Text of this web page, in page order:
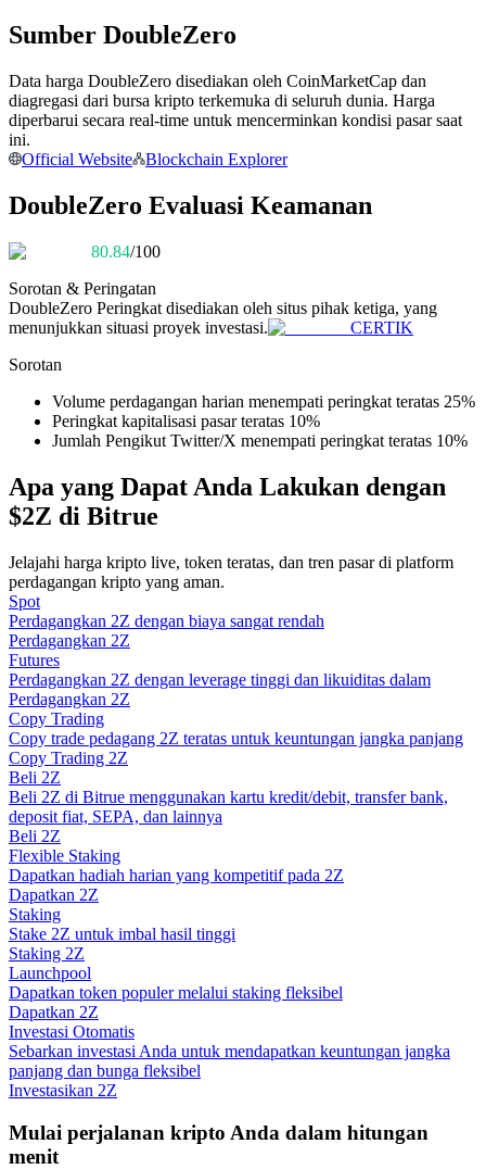
Menjadi Pedagang Salinan
Informasi
Analisis data besar termasuk info perdagangan, dll.
Memandu
Panduan Pemula Berjangka
Strategi perdagangan
Pelajari cara untuk tetap menghasilkan keuntungan
Menghasilkan
Sumber DoubleZero
Data harga DoubleZero disediakan oleh CoinMarketCap dan
diagregasi dari bursa kripto terkemuka di seluruh dunia. Harga
diperbarui secara real-time untuk mencerminkan kondisi pasar saat
ini.
Official Website
Blockchain Explorer
DoubleZero Evaluasi Keamanan
80.84/100
Sorotan & Peringatan
DoubleZero Peringkat disediakan oleh situs pihak ketiga, yang
menunjukkan situasi proyek investasi.
CERTIK
Sorotan
Volume perdagangan harian menempati peringkat teratas 25%
Peringkat kapitalisasi pasar teratas 10%
Jumlah Pengikut Twitter/X menempati peringkat teratas 10%
Apa yang Dapat Anda Lakukan dengan
$2Z di Bitrue
Jelajahi harga kripto live, token teratas, dan tren pasar di platform
perdagangan kripto yang aman.
Spot
Perdagangkan 2Z dengan biaya sangat rendah
Perdagangkan 2Z
Futures
Perdagangkan 2Z dengan leverage tinggi dan likuiditas dalam
Perdagangkan 2Z
Copy Trading
Copy trade pedagang 2Z teratas untuk keuntungan jangka panjang
Copy Trading 2Z
Beli 2Z
Beli 2Z di Bitrue menggunakan kartu kredit/debit, transfer bank,
deposit fiat, SEPA, dan lainnya
Beli 2Z
Flexible Staking
Dapatkan hadiah harian yang kompetitif pada 2Z
Dapatkan 2Z
Staking
Stake 2Z untuk imbal hasil tinggi
Staking 2Z
Launchpool
Dapatkan token populer melalui staking fleksibel
Dapatkan 2Z
Investasi Otomatis
Sebarkan investasi Anda untuk mendapatkan keuntungan jangka
panjang dan bunga fleksibel
Investasikan 2Z
Mulai perjalanan kripto Anda dalam hitungan
menit